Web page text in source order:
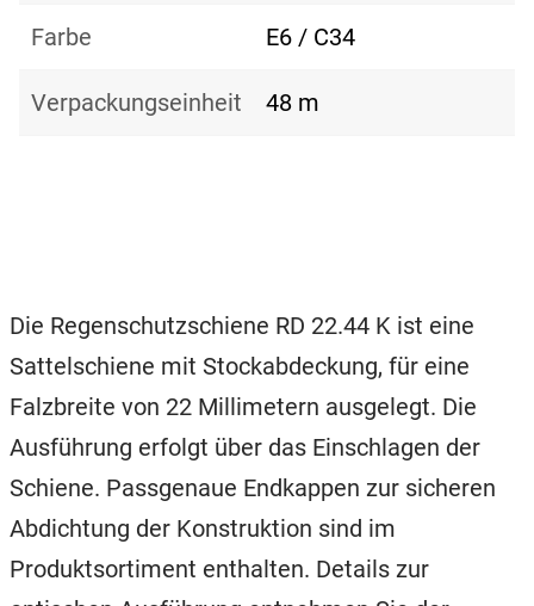
Farbe E6 / C34
Verpackungseinheit 48 m
Die Regenschutzschiene RD 22.44 K ist eine
Sattelschiene mit Stockabdeckung, für eine
Falzbreite von 22 Millimetern ausgelegt. Die
Ausführung erfolgt über das Einschlagen der
Schiene. Passgenaue Endkappen zur sicheren
Abdichtung der Konstruktion sind im
Produktsortiment enthalten. Details zur